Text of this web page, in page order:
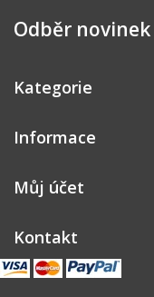
Odběr novinek
Kategorie
Informace
Můj účet
Kontakt